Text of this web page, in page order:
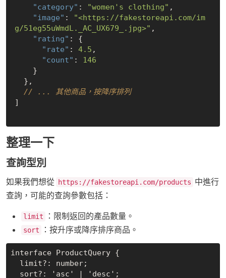
"category" : "women's clothing" ,
"image" :
"<https://fakestoreapi.com/im
g/51eg55uWmdL._AC_UX679_.jpg>" ,
"rating" : {
"rate" : 4.5 ,
"count" : 146
// ... 其他商品，按降序排列
]
整理一下
查詢型別
如果我們想從 https://fakestoreapi.com/products 中進行
查詢，可能的查詢參數包括：
limit ：限制返回的產品數量。
sort ：按升序或降序排序商品。
interface ProductQuery {